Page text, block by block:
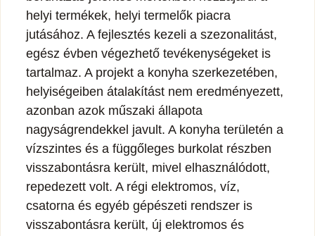
helyi termékek, helyi termelők piacra
jutásához. A fejlesztés kezeli a szezonalitást,
egész évben végezhető tevékenységeket is
tartalmaz. A projekt a konyha szerkezetében,
helyiségeiben átalakítást nem eredményezett,
azonban azok műszaki állapota
nagyságrendekkel javult. A konyha területén a
vízszintes és a függőleges burkolat részben
visszabontásra került, mivel elhasználódott,
repedezett volt. A régi elektromos, víz,
csatorna és egyéb gépészeti rendszer is
visszabontásra került, új elektromos és